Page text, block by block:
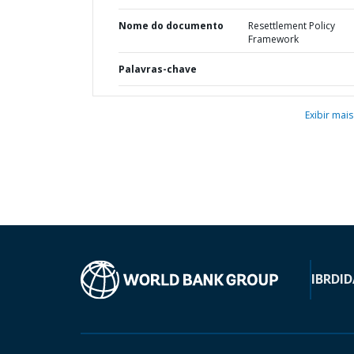
Nome do documento
Resettlement Policy
Framework
Palavras-chave
Exibir mais
IBRD